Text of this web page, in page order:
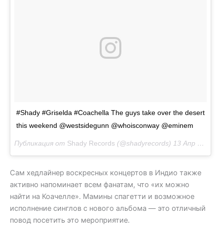
#Shady #Griselda #Coachella The guys take over the desert
this weekend @westsidegunn @whoisconway @eminem
Публикация от Shady Records (@shadyrecords) 13 Апр 2018 в 11:08 PDT
Сам хедлайнер воскресных концертов в Индио также
активно напоминает всем фанатам, что «их можно
найти на Коачелле». Мамины спагетти и возможное
исполнение синглов с нового альбома — это отличный
повод посетить это мероприятие.